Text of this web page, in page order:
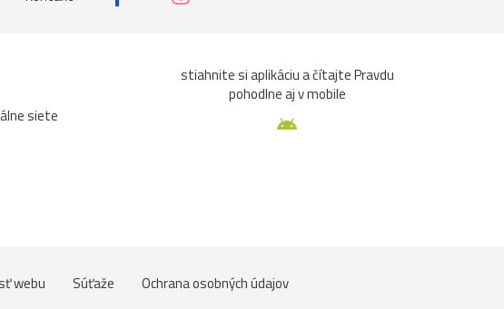
siete
stiahnite si aplikáciu a čítajte Pravdu
pohodlne aj v mobile
webu Súťaže Ochrana osobných údajov